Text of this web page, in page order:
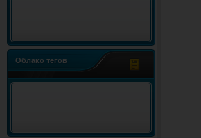
Облако тегов